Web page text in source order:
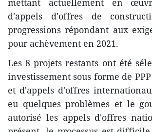
mettant actuellement en
d'appels d'offres de
progressions répondant aux
pour achèvement en 2021.
Les 8 projets restants ont été
investissement sous forme de
et d'appels d'offres
eu quelques problèmes et le
autorisé les appels d'offres